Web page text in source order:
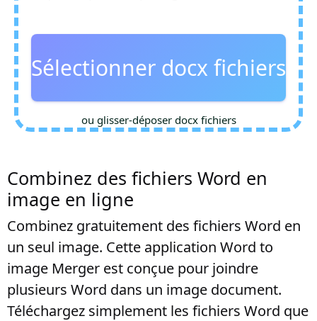
Sélectionner docx fichiers
ou glisser-déposer docx fichiers
Combinez des fichiers Word en
image en ligne
Combinez gratuitement des fichiers Word en
un seul image. Cette application Word to
image Merger est conçue pour joindre
plusieurs Word dans un image document.
Téléchargez simplement les fichiers Word que